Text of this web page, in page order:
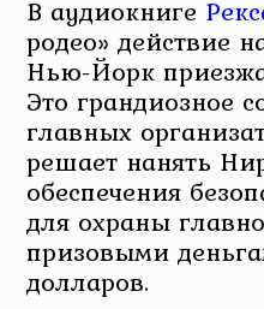
В аудиокниге
родео» действие
Нью-Йорк
Это грандиозное
главных
решает нанять
обеспечения
для охраны
призовыми
долларов.